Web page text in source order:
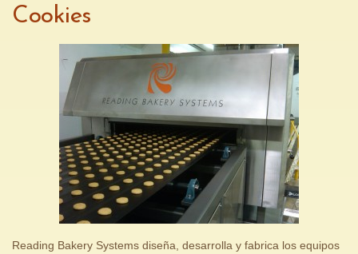
Cookies
Reading Bakery Systems diseña, desarrolla y fabrica los equipos